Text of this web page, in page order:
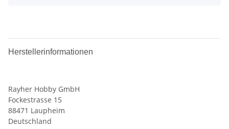
Herstellerinformationen
Rayher Hobby GmbH
Fockestrasse 15
88471 Laupheim
Deutschland